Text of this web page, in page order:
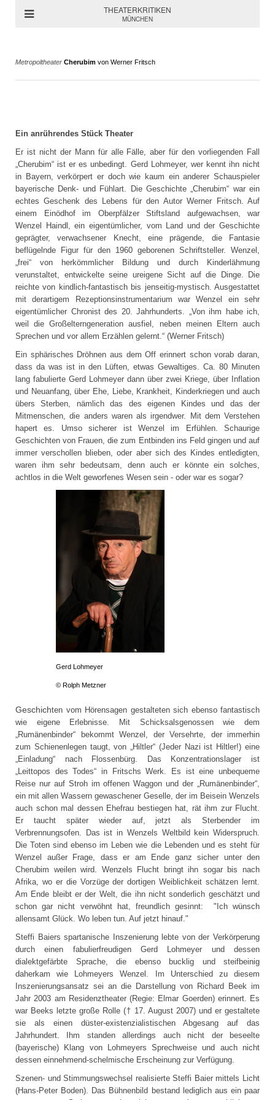
THEATERKRITIKEN
MÜNCHEN
Metropoltheater Cherubim von Werner Fritsch
Ein anrührendes Stück Theater
Er ist nicht der Mann für alle Fälle, aber für den vorliegenden Fall
„Cherubim“ ist er es unbedingt. Gerd Lohmeyer, wer kennt ihn nicht
in Bayern, verkörpert er doch wie kaum ein anderer Schauspieler
bayerische Denk- und Fühlart. Die Geschichte „Cherubim“ war ein
echtes Geschenk des Lebens für den Autor Werner Fritsch. Auf
einem Einödhof im Oberpfälzer Stiftsland aufgewachsen, war
Wenzel Haindl, ein eigentümlicher, vom Land und der Geschichte
geprägter, verwachsener Knecht, eine prägende, die Fantasie
beflügelnde Figur für den 1960 geborenen Schriftsteller. Wenzel,
„frei“ von herkömmlicher Bildung und durch Kinderlähmung
verunstaltet, entwickelte seine ureigene Sicht auf die Dinge. Die
reichte von kindlich-fantastisch bis jenseitig-mystisch. Ausgestattet
mit derartigem Rezeptionsinstrumentarium war Wenzel ein sehr
eigentümlicher Chronist des 20. Jahrhunderts. „Von ihm habe ich,
weil die Großelterngeneration ausfiel, neben meinen Eltern auch
Sprechen und vor allem Erzählen gelernt.“ (Werner Fritsch)
Ein sphärisches Dröhnen aus dem Off erinnert schon vorab daran,
dass da was ist in den Lüften, etwas Gewaltiges. Ca. 80 Minuten
lang fabulierte Gerd Lohmeyer dann über zwei Kriege, über Inflation
und Neuanfang, über Ehe, Liebe, Krankheit, Kinderkriegen und auch
übers Sterben, nämlich das des eigenen Kindes und das der
Mitmenschen, die anders waren als irgendwer. Mit dem Verstehen
hapert es. Umso sicherer ist Wenzel im Erfühlen. Schaurige
Geschichten von Frauen, die zum Entbinden ins Feld gingen und auf
immer verschollen blieben, oder aber sich des Kindes entledigten,
waren ihm sehr bedeutsam, denn auch er könnte ein solches,
achtlos in die Welt geworfenes Wesen sein - oder war es sogar?
Gerd Lohmeyer
© Rolph Metzner
Geschichten vom Hörensagen gestalteten sich ebenso fantastisch
wie eigene Erlebnisse. Mit Schicksalsgenossen wie dem
„Rumänenbinder“ bekommt Wenzel, der Versehrte, der immerhin
zum Schienenlegen taugt, von „Hiltler“ (Jeder Nazi ist Hiltler!) eine
„Einladung“ nach Flossenbürg. Das Konzentrationslager ist
„Leittopos des Todes“ in Fritschs Werk. Es ist eine unbequeme
Reise nur auf Stroh im offenen Waggon und der „Rumänenbinder“,
ein mit allen Wassern gewaschener Geselle, der im Beisein Wenzels
auch schon mal dessen Ehefrau bestiegen hat, rät ihm zur Flucht.
Er taucht später wieder auf, jetzt als Sterbender im
Verbrennungsofen. Das ist in Wenzels Weltbild kein Widerspruch.
Die Toten sind ebenso im Leben wie die Lebenden und es steht für
Wenzel außer Frage, dass er am Ende ganz sicher unter den
Cherubim weilen wird. Wenzels Flucht bringt ihn sogar bis nach
Afrika, wo er die Vorzüge der dortigen Weiblichkeit schätzen lernt.
Am Ende bleibt er der Welt, die ihn nicht sonderlich geschätzt und
schon gar nicht verwöhnt hat, freundlich gesinnt: "Ich wünsch
allensamt Glück. Wo leben tun. Auf jetzt hinauf."
Steffi Baiers spartanische Inszenierung lebte von der Verkörperung
durch einen fabulierfreudigen Gerd Lohmeyer und dessen
dialektgefärbte Sprache, die ebenso bucklig und steifbeinig
daherkam wie Lohmeyers Wenzel. Im Unterschied zu diesem
Inszenierungsansatz sei an die Darstellung von Richard Beek im
Jahr 2003 am Residenztheater (Regie: Elmar Goerden) erinnert. Es
war Beeks letzte große Rolle († 17. August 2007) und er gestaltete
sie als einen düster-existenzialistischen Abgesang auf das
Jahrhundert. Ihm standen allerdings auch nicht der beseelte
(bayerische) Klang von Lohmeyers Sprechweise und auch nicht
dessen einnehmend-schelmische Erscheinung zur Verfügung.
Szenen- und Stimmungswechsel realisierte Steffi Baier mittels Licht
(Hans-Peter Boden). Das Bühnenbild bestand lediglich aus ein paar